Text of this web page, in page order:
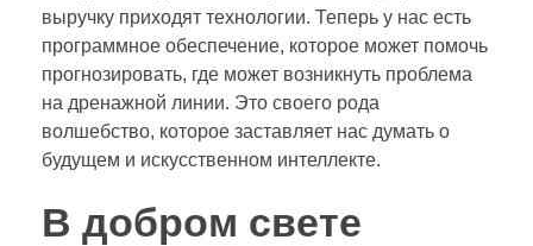
выручку приходят технологии. Теперь у нас есть
программное обеспечение, которое может помочь
прогнозировать, где может возникнуть проблема
на дренажной линии. Это своего рода
волшебство, которое заставляет нас думать о
будущем и искусственном интеллекте.
В добром свете